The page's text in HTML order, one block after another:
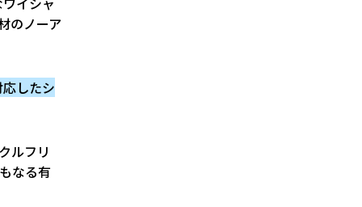
のノーア
したシ
ルフリ
なる有